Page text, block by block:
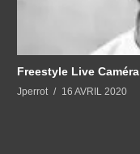
Freestyle Live Caméra
Jperrot 16 AVRIL 2020